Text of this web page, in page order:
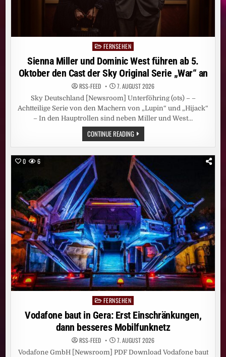
UND
SAMSTAGS
Posted
in
FERNSEHEN
Sienna Miller und Dominic West führen ab 5.
Oktober den Cast der Sky Original Serie „War“ an
RSS-FEED 7. AUGUST 2026
Sky Deutschland [Newsroom] Unterföhring (ots) – –
Achtteilige Serie von den Machern von „Lupin“ und „Hijack“
– In den Hauptrollen sind neben Miller und West…
CONTINUE READINGSIENNA
MILLER
UND
DOMINIC
WEST
FÜHREN
AB
OKTOBER
DEN
CAST
DER
SKY
ORIGINAL
SERIE
„WAR“
AN
0 6
Posted
in
FERNSEHEN
Vodafone baut in Gera: Erst Einschränkungen,
dann besseres Mobilfunknetz
RSS-FEED 7. AUGUST 2026
Vodafone GmbH [Newsroom] PDF Download Vodafone baut